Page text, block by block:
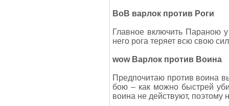
ВоВ варлок против Роги
Главное включить Параною
него рога теряет всю свою
wow Варлок против Воина
Предпочитаю против воина
бою – как можно быстрей
воина не действуют, поэтому